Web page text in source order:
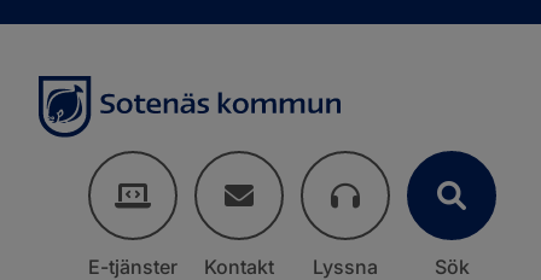
E-tjänster Kontakt Lyssna Sök